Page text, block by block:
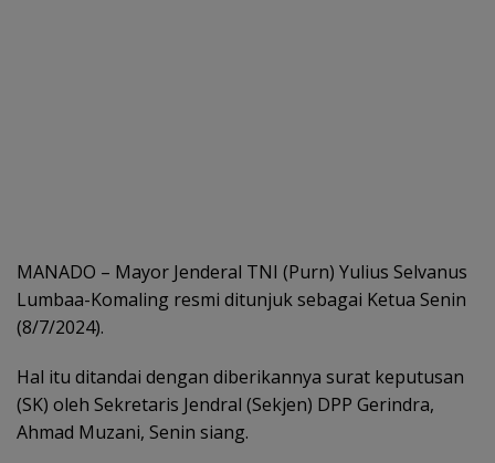
MANADO – Mayor Jenderal TNI (Purn) Yulius Selvanus
Lumbaa-Komaling resmi ditunjuk sebagai Ketua Senin
(8/7/2024).
Hal itu ditandai dengan diberikannya surat keputusan
(SK) oleh Sekretaris Jendral (Sekjen) DPP Gerindra,
Ahmad Muzani, Senin siang.